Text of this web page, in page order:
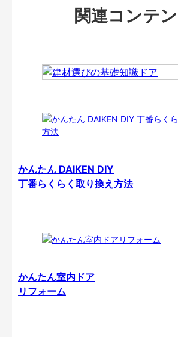
関連コンテ
かんたん DAIKEN DIY
丁番らくらく取り換え方法
かんたん室内ドア
リフォーム